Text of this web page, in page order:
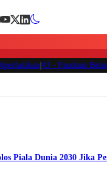
|#3 -Panduan Belanja
Piala Dunia 2030 Jika